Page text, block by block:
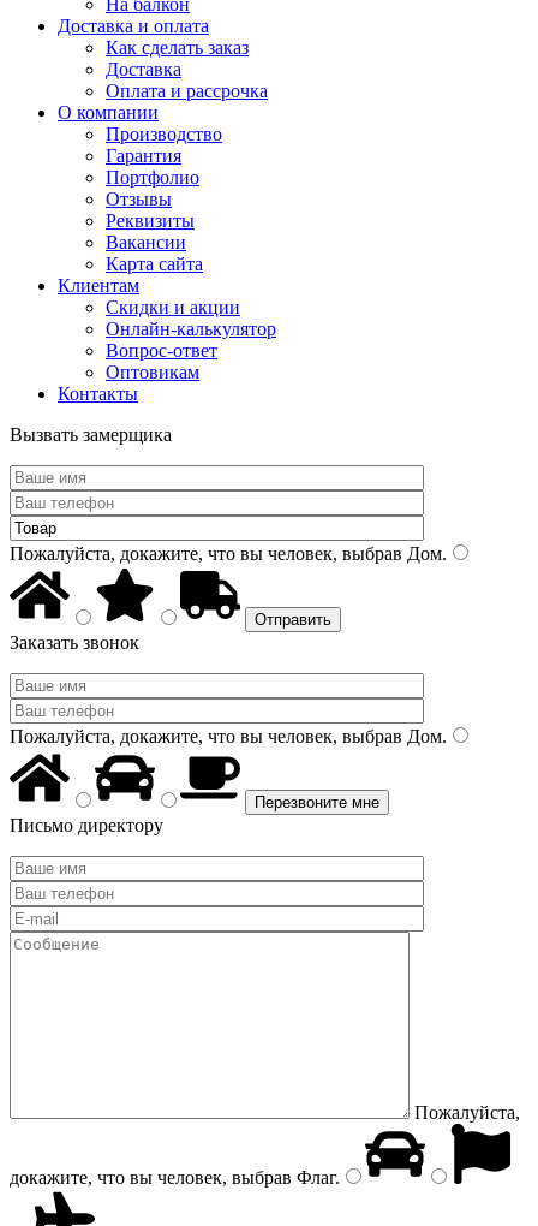
На балкон
Доставка и оплата
Как сделать заказ
Доставка
Оплата и рассрочка
О компании
Производство
Гарантия
Портфолио
Отзывы
Реквизиты
Вакансии
Карта сайта
Клиентам
Скидки и акции
Онлайн-калькулятор
Вопрос-ответ
Оптовикам
Контакты
Вызвать замерщика
Пожалуйста, докажите, что вы человек, выбрав Дом.
Заказать звонок
Пожалуйста, докажите, что вы человек, выбрав Дом.
Письмо директору
Пожалуйста,
докажите, что вы человек, выбрав Флаг.